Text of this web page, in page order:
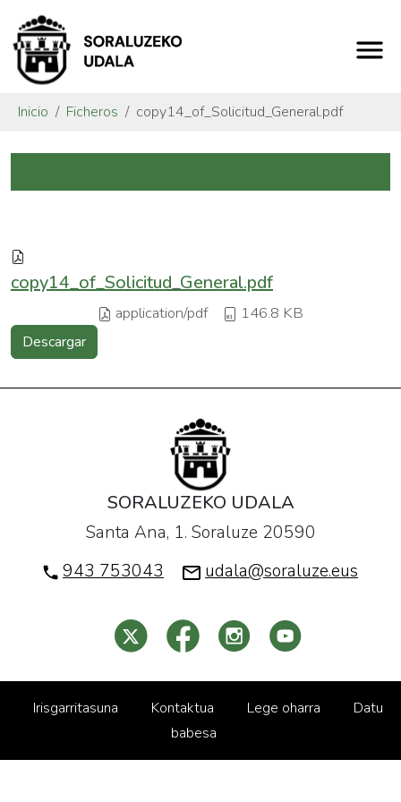
Inicio Ficheros copy14_of_Solicitud_General.pdf
copy14_of_Solicitud_General.pdf
application/pdf 146.8 KB
Descargar
SORALUZEKO UDALA
Santa Ana, 1. Soraluze 20590
943 753043
udala@soraluze.eus
Irisgarritasuna Kontaktua Lege oharra
Datu
babesa